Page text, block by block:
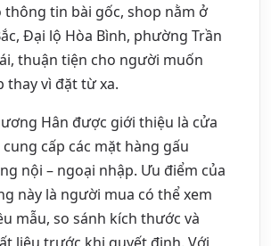
thông tin bài gốc, shop nằm ở
Đại lộ Hòa Bình, phường Trần
thuận tiện cho người muốn
thay vì đặt từ xa.
Hân được giới thiệu là cửa
cấp các mặt hàng gấu
nội – ngoại nhập. Ưu điểm của
này là người mua có thể xem
mẫu, so sánh kích thước và